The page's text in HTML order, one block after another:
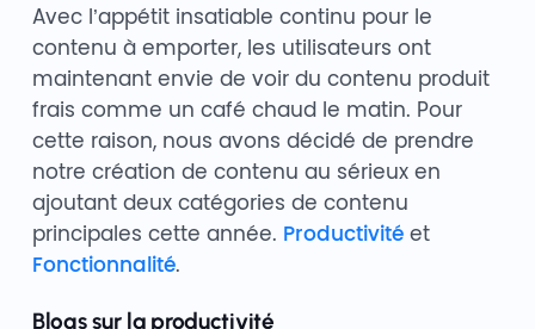
Avec l’appétit insatiable continu pour le
contenu à emporter, les utilisateurs ont
maintenant envie de voir du contenu produit
frais comme un café chaud le matin. Pour
cette raison, nous avons décidé de prendre
notre création de contenu au sérieux en
ajoutant deux catégories de contenu
principales cette année. Productivitéet
Fonctionnalité.
Blogs sur la productivité